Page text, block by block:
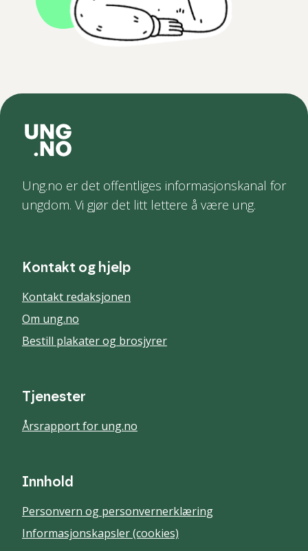
Ung.no er det offentliges informasjonskanal for
ungdom. Vi gjør det litt lettere å være ung.
Kontakt og hjelp
Kontakt redaksjonen
Om ung.no
Bestill plakater og brosjyrer
Tjenester
Årsrapport for ung.no
Innhold
Personvern og personvernerklæring
Informasjonskapsler (cookies)